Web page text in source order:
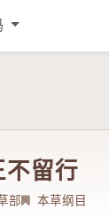
不留行
部 本草纲目